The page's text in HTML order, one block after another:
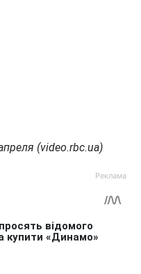
(video.rbc.ua)